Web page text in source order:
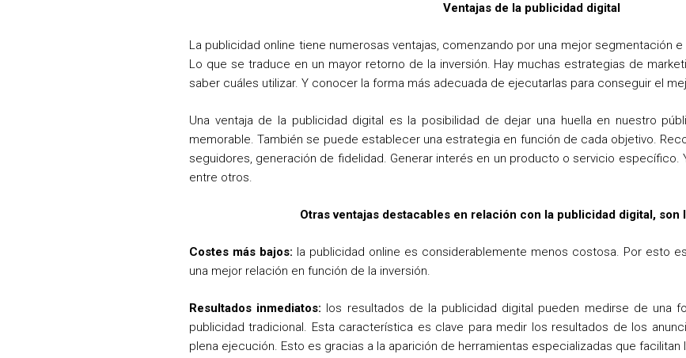
Ventajas de la publicidad digital
La publicidad online tiene numerosas ventajas, comenzando por una mejor segmentación
Lo que se traduce en un mayor retorno de la inversión. Hay muchas estrategias de
saber cuáles utilizar. Y conocer la forma más adecuada de ejecutarlas para conseguir el
Una ventaja de la publicidad digital es la posibilidad de dejar una huella en nuestro
memorable. También se puede establecer una estrategia en función de cada objetivo.
seguidores, generación de fidelidad. Generar interés en un producto o servicio específico.
entre otros.
Otras ventajas destacables en relación con la publicidad digital, son
Costes más bajos: la publicidad online es considerablemente menos costosa. Por esto
una mejor relación en función de la inversión.
Resultados inmediatos: los resultados de la publicidad digital pueden medirse de una
publicidad tradicional. Esta característica es clave para medir los resultados de los
plena ejecución. Esto es gracias a la aparición de herramientas especializadas que